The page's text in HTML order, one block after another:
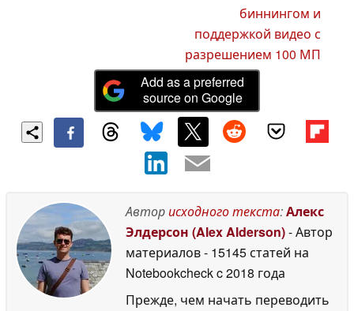
биннингом и
поддержкой видео с
разрешением 100 МП
Add as a preferred
source on Google
Авторисходного текста:Алекс
Элдерсон (Alex Alderson)- Автор
материалов- 15145 статей на
Notebookcheckc 2018 года
Прежде, чем начать переводить